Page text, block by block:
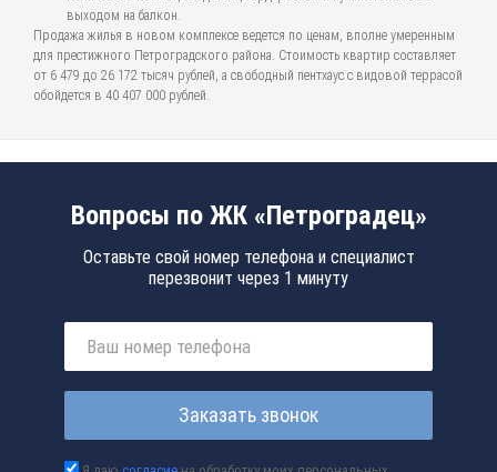
выходом на балкон.
Продажа жилья в новом комплексе ведется по ценам, вполне умеренным
для престижного Петроградского района. Стоимость квартир составляет
от 6 479 до 26 172 тысяч рублей, а свободный пентхаус с видовой террасой
обойдется в 40 407 000 рублей.
Вопросы по ЖК «Петроградец»
Оставьте свой номер телефона и специалист
перезвонит через 1 минуту
Заказать звонок